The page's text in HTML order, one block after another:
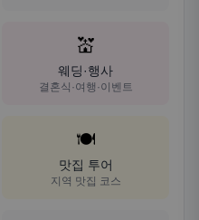
💒
웨딩·행사
결혼식·여행·이벤트
🍽️
맛집 투어
지역 맛집 코스